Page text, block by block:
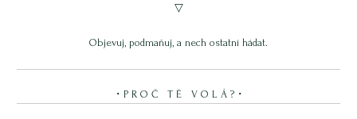
▽
Objevuj, podmaňuj, a nech ostatní hádat.
・P R O Č T Ě V O L Á ?・